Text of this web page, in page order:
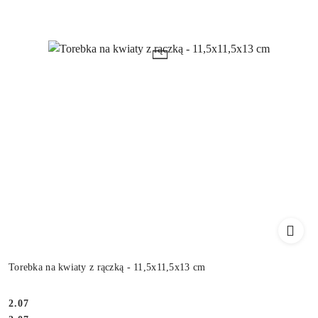
Torebka na kwiaty z rączką - 11,5x11,5x13 cm
2.07